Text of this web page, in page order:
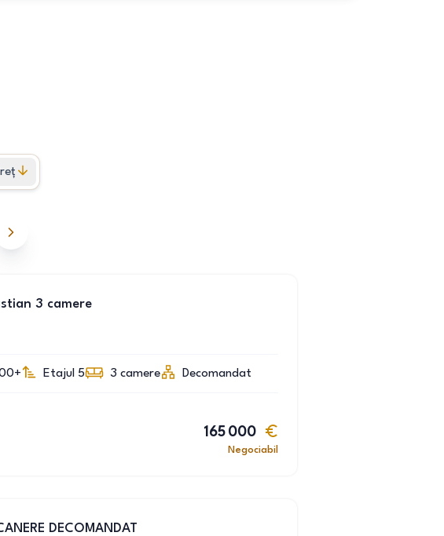
3 camere
Etajul 5 3 camere Decomandat
165 000
Negociabil
DECOMANDAT